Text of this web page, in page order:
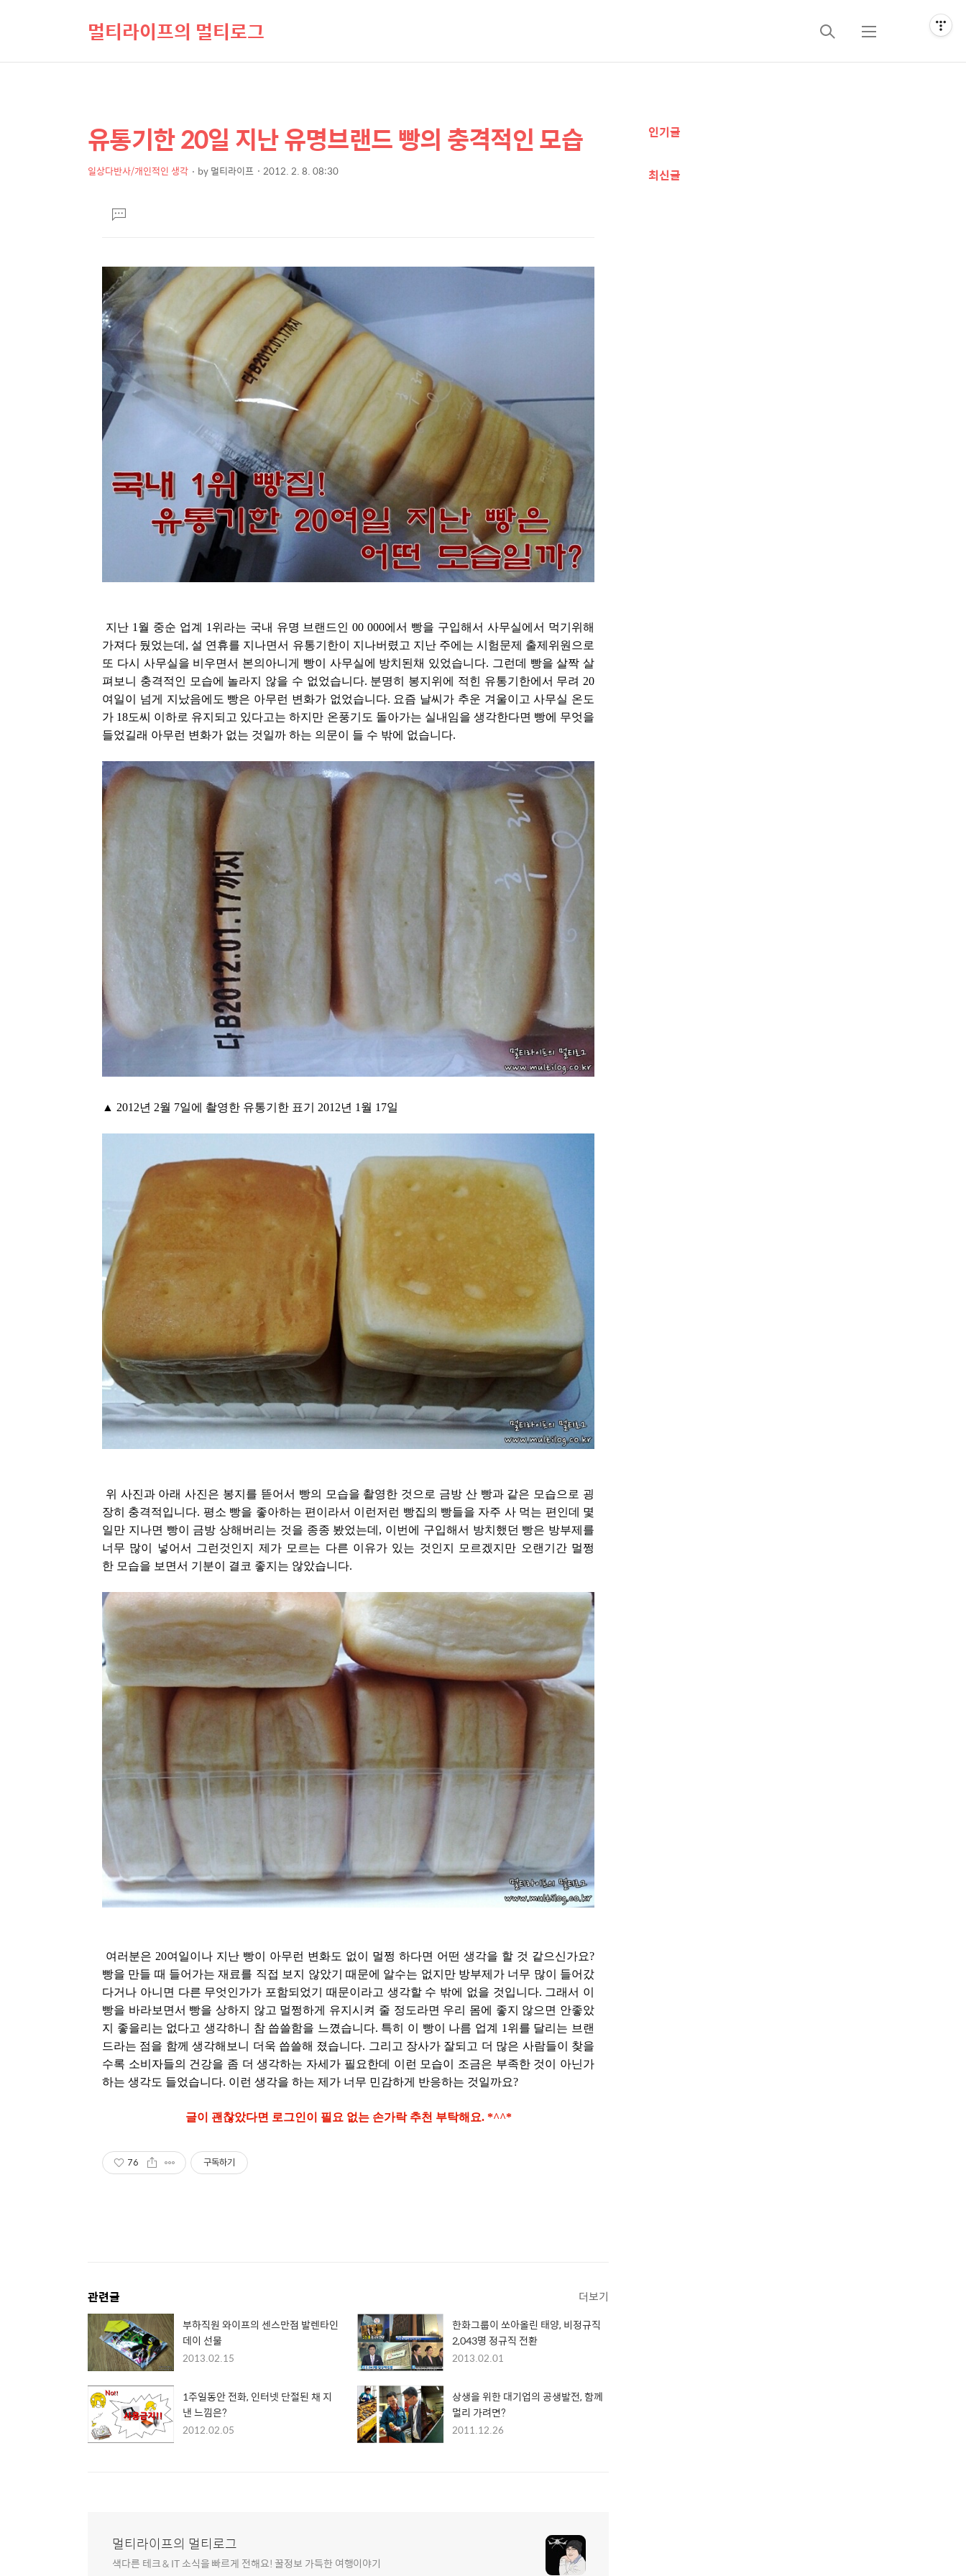
멀티라이프의 멀티로그
검
메
상
세
컨
본
문
제
유통기한 20일 지난 유명브랜드 빵의 충격적인 모습
일상다반사/개인적인 생각 by멀티라이프 2012. 2. 8. 08:30
댓
글
지난 1월 중순 업계 1위라는 국내 유명 브랜드인 00 000에서 빵을 구입해서 사무실에서 먹기위해
가져다 뒀었는데, 설 연휴를 지나면서 유통기한이 지나버렸고 지난 주에는 시험문제 출제위원으로
또 다시 사무실을 비우면서 본의아니게 빵이 사무실에 방치된채 있었습니다. 그런데 빵을 살짝 살
펴보니 충격적인 모습에 놀라지 않을 수 없었습니다. 분명히 봉지위에 적힌 유통기한에서 무려 20
여일이 넘게 지났음에도 빵은 아무런 변화가 없었습니다. 요즘 날씨가 추운 겨울이고 사무실 온도
가 18도씨 이하로 유지되고 있다고는 하지만 온풍기도 돌아가는 실내임을 생각한다면 빵에 무엇을
들었길래 아무런 변화가 없는 것일까 하는 의문이 들 수 밖에 없습니다.
▲ 2012년 2월 7일에 촬영한 유통기한 표기 2012년 1월 17일
위 사진과 아래 사진은 봉지를 뜯어서 빵의 모습을 촬영한 것으로 금방 산 빵과 같은 모습으로 굉
장히 충격적입니다. 평소 빵을 좋아하는 편이라서 이런저런 빵집의 빵들을 자주 사 먹는 편인데 몇
일만 지나면 빵이 금방 상해버리는 것을 종종 봤었는데, 이번에 구입해서 방치했던 빵은 방부제를
너무 많이 넣어서 그런것인지 제가 모르는 다른 이유가 있는 것인지 모르겠지만 오랜기간 멀쩡
한 모습을 보면서 기분이 결코 좋지는 않았습니다.
여러분은 20여일이나 지난 빵이 아무런 변화도 없이 멀쩡 하다면 어떤 생각을 할 것 같으신가요?
빵을 만들 때 들어가는 재료를 직접 보지 않았기 때문에 알수는 없지만 방부제가 너무 많이 들어갔
다거나 아니면 다른 무엇인가가 포함되었기 때문이라고 생각할 수 밖에 없을 것입니다. 그래서 이
빵을 바라보면서 빵을 상하지 않고 멀쩡하게 유지시켜 줄 정도라면 우리 몸에 좋지 않으면 안좋았
지 좋을리는 없다고 생각하니 참 씁쓸함을 느꼈습니다. 특히 이 빵이 나름 업계 1위를 달리는 브랜
드라는 점을 함께 생각해보니 더욱 씁쓸해 졌습니다. 그리고 장사가 잘되고 더 많은 사람들이 찾을
수록 소비자들의 건강을 좀 더 생각하는 자세가 필요한데 이런 모습이 조금은 부족한 것이 아닌가
하는 생각도 들었습니다. 이런 생각을 하는 제가 너무 민감하게 반응하는 것일까요?
글이 괜찮았다면 로그인이 필요 없는 손가락 추천 부탁해요. *^^*
76 구독하기
관련글 더보기
부하직원 와이프의 센스만점 발렌타인
데이 선물
2013.02.15
한화그룹이 쏘아올린 태양, 비정규직
2,043명 정규직 전환
2013.02.01
1주일동안 전화, 인터넷 단절된 채 지
낸 느낌은?
2012.02.05
상생을 위한 대기업의 공생발전, 함께
멀리 가려면?
2011.12.26
멀티라이프의 멀티로그
색다른 테크 & IT 소식을 빠르게 전해요! 꿀정보 가득한 여행이야기
추
정
인기글
최신글